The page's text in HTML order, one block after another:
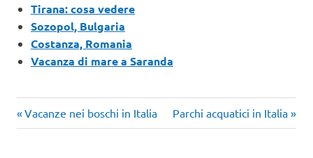
Tirana: cosa vedere
Sozopol, Bulgaria
Costanza, Romania
Vacanza di mare a Saranda
Navigazione
Articolo
precedente:
Vacanze nei boschi in Italia
Articolo
successivo:
Parchi acquatici in Italia